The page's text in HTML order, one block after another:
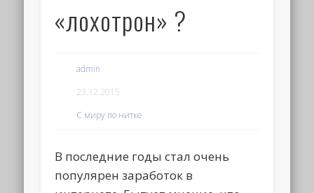
«лохотрон» ?
admin
23.12.2015
С миру по нитке
В последние годы стал очень
популярен заработок в